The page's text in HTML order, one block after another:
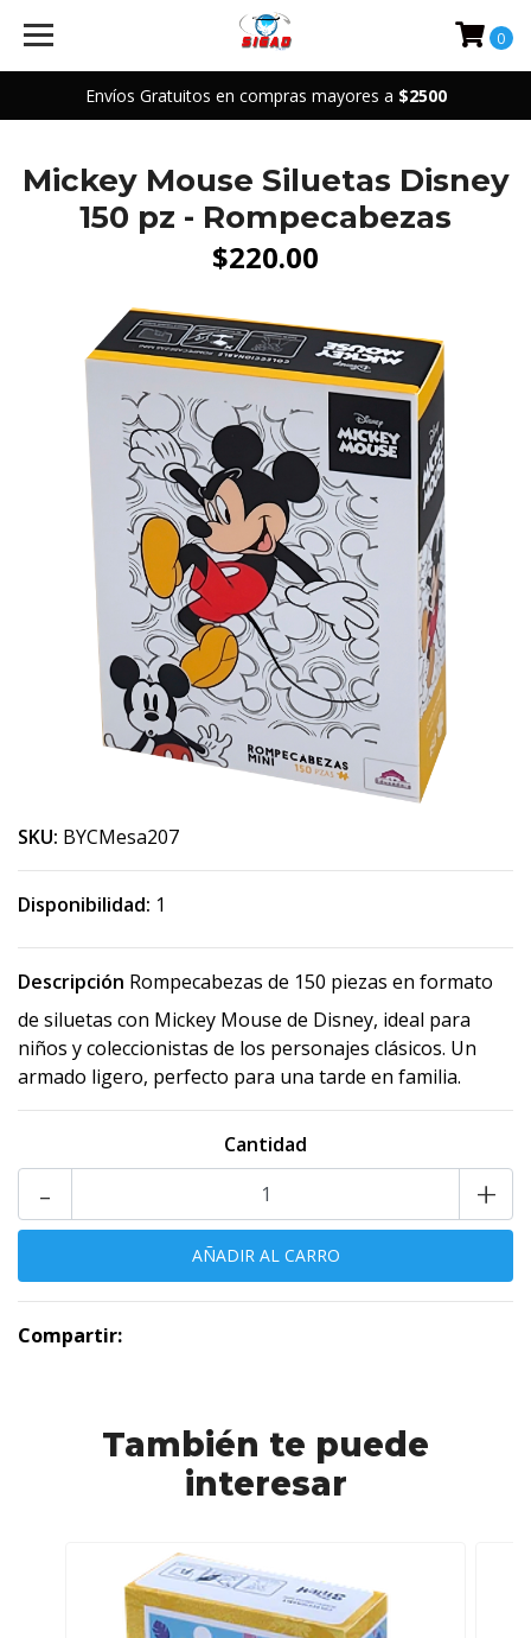
Envíos Gratuitos en compras mayores a $2500
0
Mickey Mouse Siluetas Disney
150 pz - Rompecabezas
$220.00
SKU: BYCMesa207
Disponibilidad: 1
Descripción Rompecabezas de 150 piezas en formato
de siluetas con Mickey Mouse de Disney, ideal para
niños y coleccionistas de los personajes clásicos. Un
armado ligero, perfecto para una tarde en familia.
Cantidad
+
-
Compartir:
También te puede
interesar